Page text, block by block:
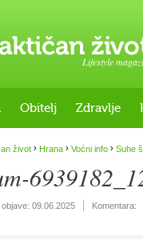
Lifestyle
Obitelj Zdravlje
život › Hrana › Voćni info › Suhe
09.06.2025 Komentara: